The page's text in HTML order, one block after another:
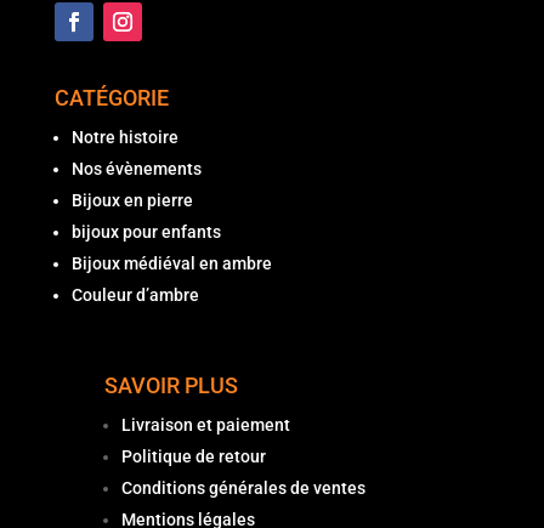
CATÉGORIE
Notre histoire
Nos évènements
Bijoux en pierre
bijoux pour enfants
Bijoux médiéval en ambre
Couleur d’ambre
SAVOIR PLUS
Livraison et paiement
Politique de retour
Conditions générales de ventes
Mentions légales